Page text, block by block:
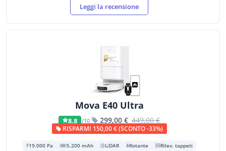
Leggi la recensione
Mova E40 Ultra
8,8 /10 299,00 € 449,00 €
RISPARMI 150,00 € (SCONTO -33%)
19.000 Pa 5.200 mAh LiDAR Rotante
Rilev. tappeti